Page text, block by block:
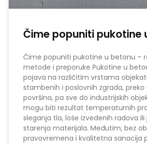
Čime popuniti pukotine
Čime popuniti pukotine u betonu –
metode i preporuke Pukotine u
pojava na različitim vrstama
stambenih i poslovnih zgrada,
površina, pa sve do industrijskih
mogu biti rezultat temperaturnih
sleganja tla, loše izvedenih radova
starenja materijala. Međutim, bez
pravovremena i kvalitetna sanacija